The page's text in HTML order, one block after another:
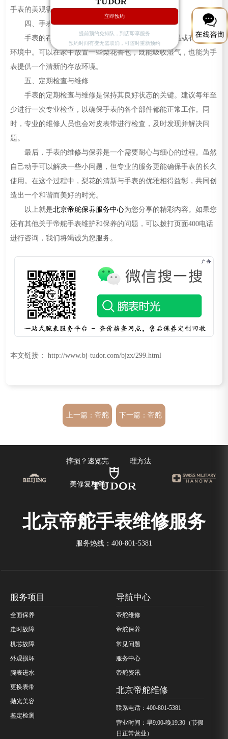
手表的美观需求，也能保持清新的气息。
四、手表的存放
手表的存放同样重要。避免将手表放在潮湿、高温或有异味的
环境中。可以在家中放置一些梨花香包，既能吸收湿气，也能为手
表提供一个清新的存放环境。
五、定期检查与维修
手表的定期检查与维修是保持其良好状态的关键。建议每年至
少进行一次专业检查，以确保手表的各个部件都能正常工作。同
时，专业的维修人员也会对皮表带进行检查，及时发现并解决问
题。
最后，手表的维修与保养是一个需要耐心与细心的过程。虽然
自己动手可以解决一些小问题，但专业的服务更能确保手表的长久
使用。在这个过程中，梨花的清新与手表的优雅相得益彰，共同创
造出一个和谐而美好的时光。
以上就是北京帝舵保养服务中心为您分享的精彩内容。如果您
还有其他关于帝舵手表维护和保养的问题，可以拨打页面400电话
进行咨询，我们将竭诚为您服务。
本文链接： http://www.bj-tudor.com/bjzx/299.html
上一篇： 帝舵
摔损？速览完
美修复秘籍
下一篇：帝舵
理方法
北京帝舵手表维修服务
服务热线： 400-801-5381
服务项目
全面保养
走时故障
机芯故障
外观损坏
腕表进水
更换表带
抛光美容
鉴定检测
导航中心
帝舵维修
帝舵保养
常见问题
服务中心
帝舵资讯
北京帝舵维修
联系电话：400-801-5381
营业时间：早9:00-晚19:30（节假
日正常营业）
立即预约
提前预约免排队，到店即享服务
预约时间有变无需取消，可随时重新预约